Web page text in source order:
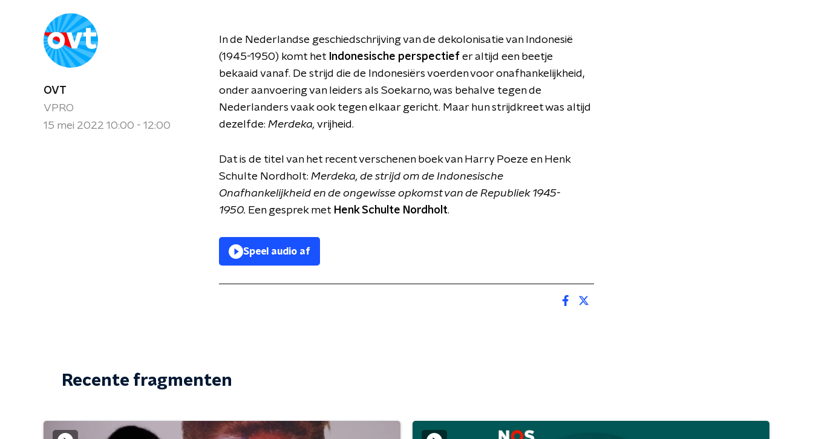
OVT
VPRO
15 mei 2022 10:00 - 12:00
In de Nederlandse geschiedschrijving van de dekolonisatie van Indonesië
(1945-1950) komt het Indonesische perspectief er altijd een beetje
bekaaid vanaf. De strijd die de Indonesiërs voerden voor onafhankelijkheid,
onder aanvoering van leiders als Soekarno, was behalve tegen de
Nederlanders vaak ook tegen elkaar gericht. Maar hun strijdkreet was altijd
dezelfde: Merdeka, vrijheid.
Dat is de titel van het recent verschenen boek van Harry Poeze en Henk
Schulte Nordholt: Merdeka, de strijd om de Indonesische
Onafhankelijkheid en de ongewisse opkomst van de Republiek 1945-
1950. Een gesprek met Henk Schulte Nordholt.
Speel audio af
Recente fragmenten